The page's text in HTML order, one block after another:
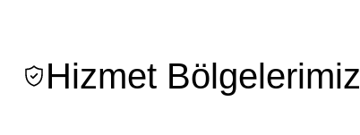
Hizmet Bölgelerimiz